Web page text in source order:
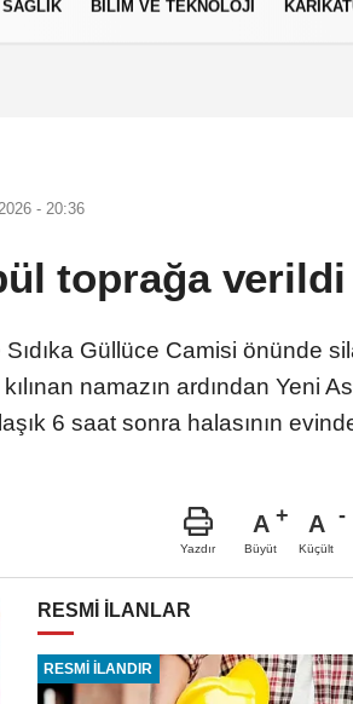
SAĞLIK BİLİM VE TEKNOLOJİ
- 20:36
toprağa verildi
Güllüce Camisi önünde
namazın ardından Yeni
6 saat sonra halasının
Yazdır
A
Büyüt
A
Küçült
RESMİ İLANLAR
RESMİ İLANDIR